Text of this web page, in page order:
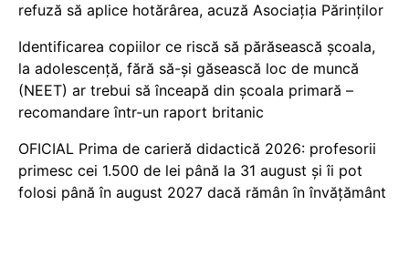
refuză să aplice hotărârea, acuză Asociația Părinților
Identificarea copiilor ce riscă să părăsească școala,
la adolescență, fără să-și găsească loc de muncă
(NEET) ar trebui să înceapă din școala primară –
recomandare într-un raport britanic
OFICIAL Prima de carieră didactică 2026: profesorii
primesc cei 1.500 de lei până la 31 august și îi pot
folosi până în august 2027 dacă rămân în învățământ